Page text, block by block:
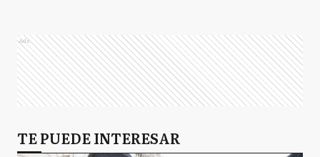
Ads
TE PUEDE INTERESAR